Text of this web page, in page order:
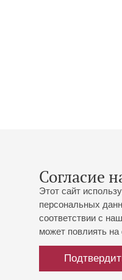
Согласие
Этот сайт
персональных
соответствии с
может повлиять на